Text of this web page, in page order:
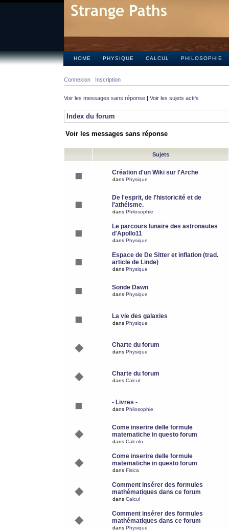
HOME PHYSIQUE CALCUL PHILOSOPHIE
Connexion Inscription
Voir les messages sans réponse | Voir les sujets actifs
Index du forum
Voir les messages sans réponse
Sujets
Création d'un Wiki sur l'Arche
dans Physique
De l'esprit, de l'historicité et de
l'athéisme.
dans Philosophie
Le parcours lunaire des astronautes
d'Apollo11
dans Physique
Espace de De Sitter et inflation (trad.
article de Linde)
dans Physique
Sonde Dawn
dans Physique
La vie des galaxies
dans Physique
Charte du forum
dans Physique
Charte du forum
dans Calcul
- Livres -
dans Philosophie
Come inserire delle formule
matematiche in questo forum
dans Calcolo
Come inserire delle formule
matematiche in questo forum
dans Fisica
Comment insérer des formules
mathématiques dans ce forum
dans Calcul
Comment insérer des formules
mathématiques dans ce forum
dans Physique